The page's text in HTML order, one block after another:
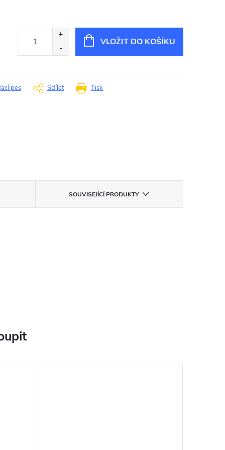
VLOŽIT DO KOŠÍKU
Tisk
pes Sdílet
SOUVISEJÍCÍ PRODUKTY